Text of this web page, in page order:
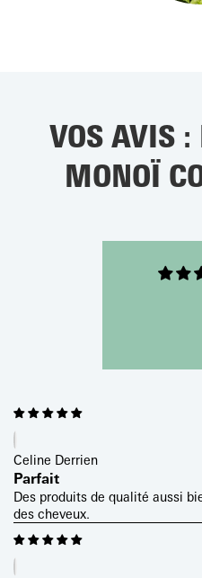
VOS AVIS :
MONOÏ
Celine Derrien
Parfait
Des produits de qualité aussi
des cheveux.